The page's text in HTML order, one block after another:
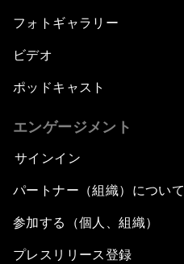
フォトギャラリー
ビデオ
ポッドキャスト
エンゲージメント
サインイン
パートナー（組織）について
参加する（個人、組織）
プレスリリース登録